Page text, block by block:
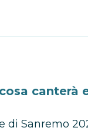
canterà
di Sanremo